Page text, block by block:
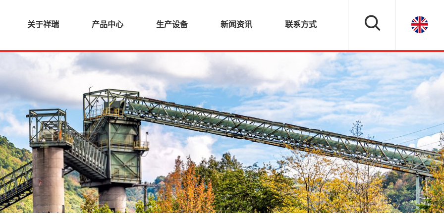
关于祥瑞 产品中心 生产设备 新闻资讯 联系方式